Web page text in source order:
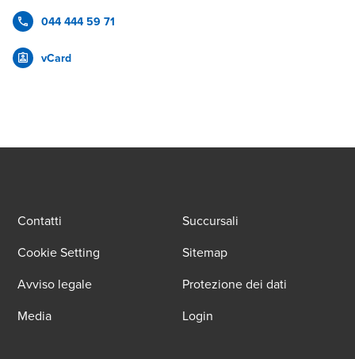
044 444 59 71
vCard
Contatti
Succursali
Cookie Setting
Sitemap
Avviso legale
Protezione dei dati
Media
Login